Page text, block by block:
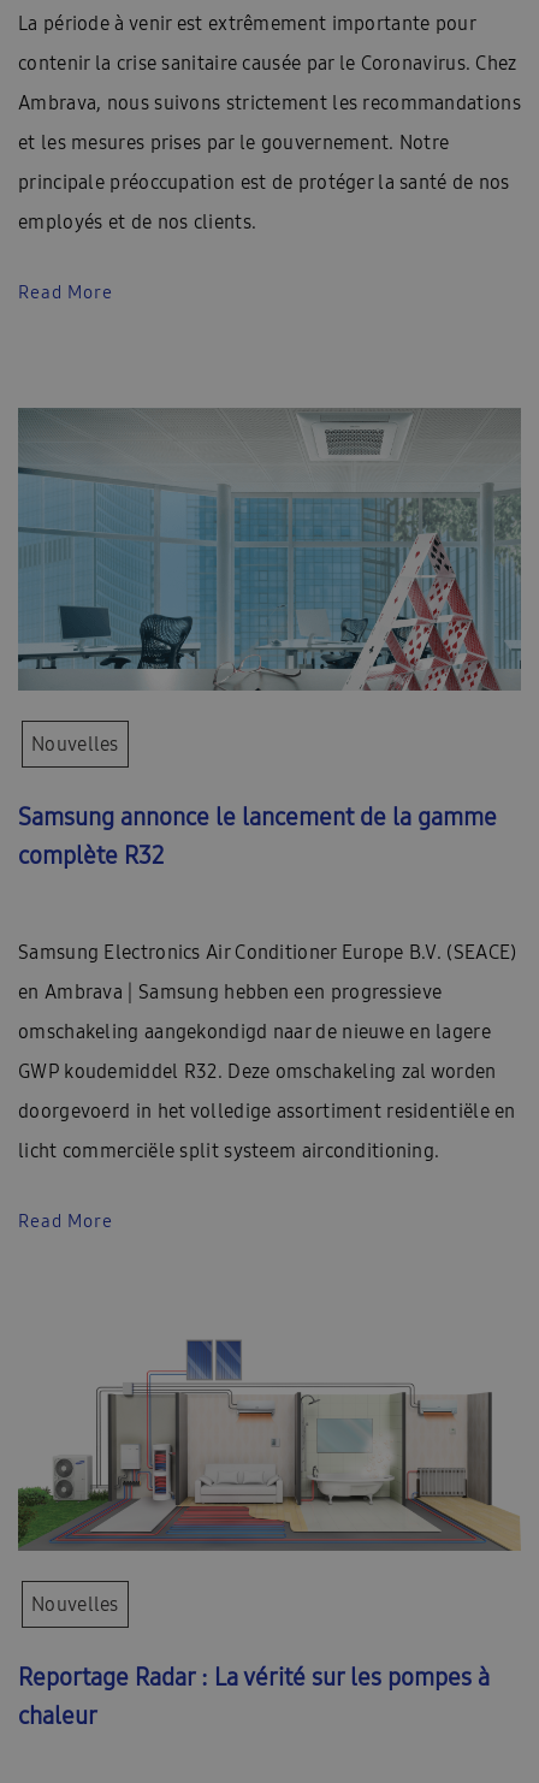
La période à venir est extrêmement importante pour
contenir la crise sanitaire causée par le Coronavirus. Chez
Ambrava, nous suivons strictement les recommandations
et les mesures prises par le gouvernement. Notre
principale préoccupation est de protéger la santé de nos
employés et de nos clients.
Read More
Nouvelles
Samsung annonce le lancement de la gamme
complète R32
Samsung Electronics Air Conditioner Europe B.V. (SEACE)
en Ambrava | Samsung hebben een progressieve
omschakeling aangekondigd naar de nieuwe en lagere
GWP koudemiddel R32. Deze omschakeling zal worden
doorgevoerd in het volledige assortiment residentiële en
licht commerciële split systeem airconditioning.
Read More
Nouvelles
Reportage Radar : La vérité sur les pompes à
chaleur